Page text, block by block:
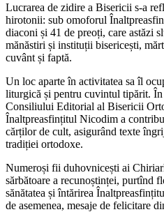
Lucrarea de zidire a Bisericii s-a
hirotonii: sub omoforul
diaconi și 41 de preoți, care astăzi
mănăstiri și instituții bisericești,
cuvânt și faptă.
Un loc aparte în activitatea sa îl
liturgică și pentru cuvintul tipărit. În
Consiliului Editorial al Bisericii
Înaltpreasfințitul Nicodim a
cărților de cult, asigurând texte
tradiției ortodoxe.
Numeroși fii duhovnicești ai
sărbătoare a recunoștinței, purtînd
sănătatea și întărirea
de asemenea, mesaje de felicitare